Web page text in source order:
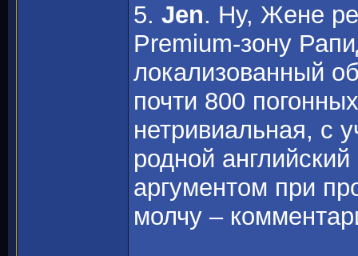
5. Jen. Ну, Жене
Premium-зону
локализованный
почти 800
нетривиальная, с
родной
аргументом при
молчу –